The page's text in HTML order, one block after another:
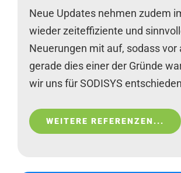
Neue Updates nehmen zudem
wieder zeiteffiziente und
Neuerungen mit auf, sodass vor
gerade dies einer der Gründe
wir uns für SODISYS
WEITERE REFERENZEN...